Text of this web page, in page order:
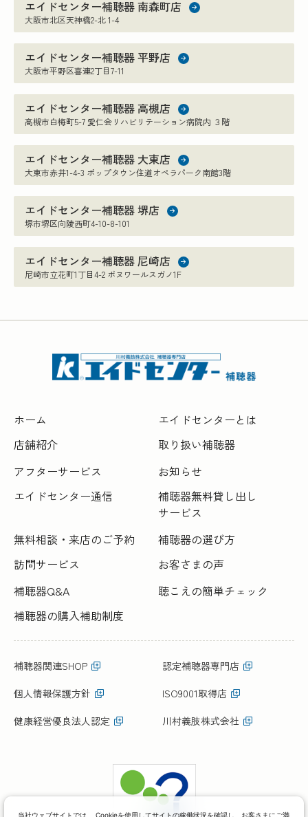
エイドセンター補聴器 南森町店
大阪市北区天神橋2-北 1-4
エイドセンター補聴器 平野店
大阪市平野区喜連2丁目7-11
エイドセンター補聴器 高槻店
高槻市白梅町5-7 愛仁会リハビリテーション病院内 ３階
エイドセンター補聴器 大東店
大東市赤井1-4-3 ポップタウン住道オペラパーク南館3階
エイドセンター補聴器 堺店
堺市堺区向陵西町4-10-8-101
エイドセンター補聴器 尼崎店
尼崎市立花町1丁目4-2 ボヌワールスガノ1F
ホーム
エイドセンターとは
店舗紹介
取り扱い補聴器
アフターサービス
お知らせ
エイドセンター通信
補聴器無料貸し出し
サービス
無料相談・来店のご予約
補聴器の選び方
訪問サービス
お客さまの声
補聴器Q&A
聴こえの簡単チェック
補聴器の購入補助制度
補聴器関連SHOP
認定補聴器専門店
個人情報保護方針
ISO9001取得店
健康経営優良法人認定
川村義肢株式会社
当社ウェブサイトでは、 Cookieを使用してサイトの稼働状況を確認し、お客さまにご満